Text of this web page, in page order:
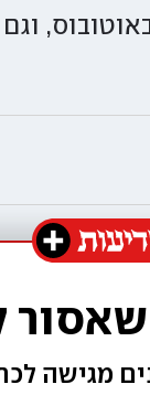
באוטובוס,
מגישה